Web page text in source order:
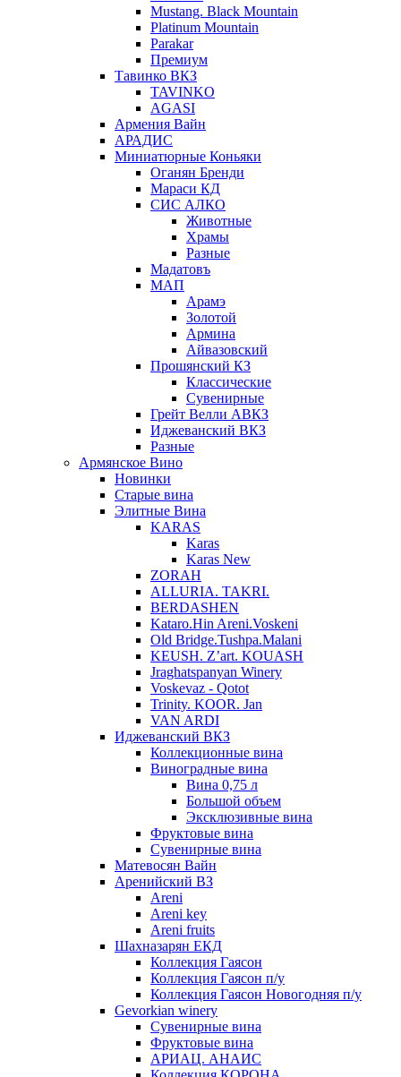
Mustang. Black Mountain
Platinum Mountain
Parakar
Премиум
Тавинко ВКЗ
TAVINKO
AGASI
Армения Вайн
АРАДИС
Миниатюрные Коньяки
Оганян Бренди
Мараси КД
СИС АЛКО
Животные
Храмы
Разные
Мадатовъ
МАП
Арамэ
Золотой
Армина
Айвазовский
Прошянский КЗ
Классические
Сувенирные
Грейт Велли АВКЗ
Иджеванский ВКЗ
Разные
Армянское Вино
Новинки
Старые вина
Элитные Вина
KARAS
Karas
Karas New
ZORAH
ALLURIA. TAKRI.
BERDASHEN
Kataro.Hin Areni.Voskeni
Old Bridge.Tushpa.Malani
KEUSH. Z’art. KOUASH
Jraghatspanyan Winery
Voskevaz - Qotot
Trinity. KOOR. Jan
VAN ARDI
Иджеванский ВКЗ
Коллекционные вина
Виноградные вина
Вина 0,75 л
Большой объем
Эксклюзивные вина
Фруктовые вина
Cувенирные вина
Матевосян Вайн
Аренийский ВЗ
Areni
Areni key
Areni fruits
Шахназарян ЕКД
Коллекция Гаясон
Коллекция Гаясон п/у
Коллекция Гаясон Новогодняя п/у
Gevorkian winery
Сувенирные вина
Фруктовые вина
АРИАЦ. АНАИС